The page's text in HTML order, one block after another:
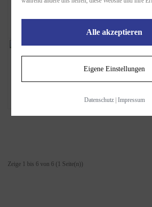
5.890,00€
Geprüfter/Geprüfte Fachwirt/in für
Zeige 1 bis 6 von 6 (1 Seite(n))
Alle akzeptieren
Eigene Einstellungen
Datenschutz| Impressum